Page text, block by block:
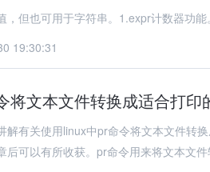
，但也可用于字符串。1.expr计数器
19:30:31
将文本文件转换成适合打印
解有关使用linux中pr命令将文本文件转
后可以有所收获。pr命令用来将文本文